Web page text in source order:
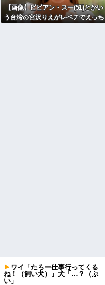
【画像】ビビアン・スー(51)とかい
う台湾の宮沢りえがレベチでえっち
ワイ「たろー仕事行ってくる
ね！（飼い犬）」犬「…？（ぷ
い」